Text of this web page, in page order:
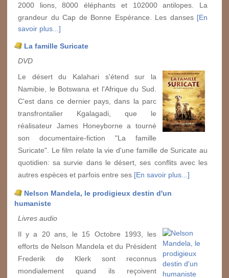
2000 lions, 8000 éléphants et 102000 antilopes. La
grandeur du Cap de Bonne Espérance. Les danses [En
savoir plus...]
La famille Suricate
DVD
Le désert du Kalahari s'étend sur la
Namibie, le Botswana et l'Afrique du Sud.
C'est dans ce dernier pays, dans la parc
transfrontalier Kgalagadi, que le
réalisateur James Honeyborne a tourné
son documentaire-fiction "La famille
Suricate". Le film relate la vie d'une famille de Suricate au
quotidien: sa survie dans le désert, ses conflits avec les
autres espèces et parfois entre ses [En savoir plus...]
Nelson Mandela, le prodigieux destin d'un
humaniste
Livres audio
Il y a 20 ans, le 15 Octobre 1993, les
efforts de Nelson Mandela et du Président
Frederik de Klerk sont reconnus
mondialement quand ils reçoivent